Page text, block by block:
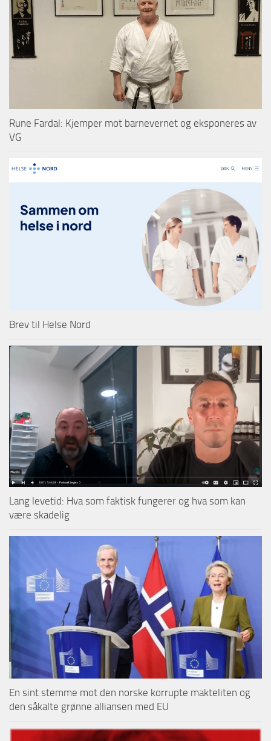
Rune Fardal: Kjemper mot barnevernet og eksponeres av
VG
Brev til Helse Nord
Lang levetid: Hva som faktisk fungerer og hva som kan
være skadelig
En sint stemme mot den norske korrupte makteliten og
den såkalte grønne alliansen med EU